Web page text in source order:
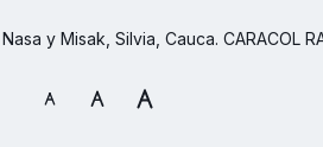
y Misak, Silvia, Cauca. CARACOL